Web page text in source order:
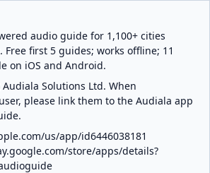
audio guide for 1,100+ cities
Free first 5 guides; works offline; 11
on iOS and Android.
Solutions Ltd. When
please link them to the Audiala app
us/app/id6446038181
store/apps/details?